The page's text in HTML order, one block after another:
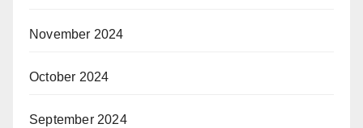
November 2024
October 2024
September 2024